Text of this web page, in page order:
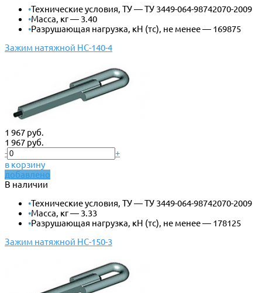
•Технические условия, ТУ — ТУ 3449-064-98742070-2009
•Масса, кг — 3.40
•Разрушающая нагрузка, кН (тс), не менее — 169875
Зажим натяжной НС-140-4
1 967 руб.
1 967 руб.
-
+
в корзину
добавлено
В наличии
•Технические условия, ТУ — ТУ 3449-064-98742070-2009
•Масса, кг — 3.33
•Разрушающая нагрузка, кН (тс), не менее — 178125
Зажим натяжной НС-150-3